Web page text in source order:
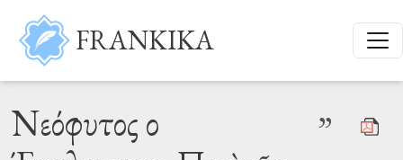
Aller au contenu principal
FRANKIKA
Νεόφυτος ο
”